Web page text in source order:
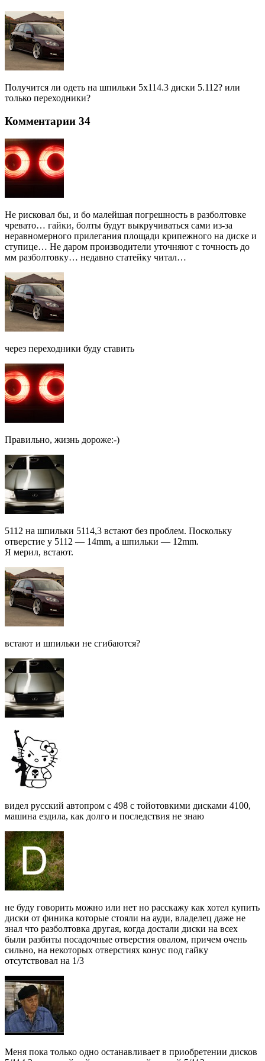
Получится ли одеть на шпильки 5х114.3 диски 5.112? или
только переходники?
Комментарии 34
Не рисковал бы, и бо малейшая погрешность в разболтовке
чревато… гайки, болты будут выкручиваться сами из-за
неравномерного прилегания площади крипежного на диске и
ступице… Не даром производители уточняют с точность до
мм разболтовку… недавно статейку читал…
через переходники буду ставить
Правильно, жизнь дороже:-)
5112 на шпильки 5114,3 встают без проблем. Поскольку
отверстие у 5112 — 14mm, а шпильки — 12mm.
Я мерил, встают.
встают и шпильки не сгибаются?
видел русский автопром с 498 с тойотовкими дисками 4100,
машина ездила, как долго и последствия не знаю
не буду говорить можно или нет но расскажу как хотел купить
диски от финика которые стояли на ауди, владелец даже не
знал что разболтовка другая, когда достали диски на всех
были разбиты посадочные отверстия овалом, причем очень
сильно, на некоторых отверстиях конус под гайку
отсутствовал на 1/3
Меня пока только одно останавливает в приобретении дисков